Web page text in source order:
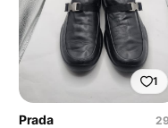
1
Prada